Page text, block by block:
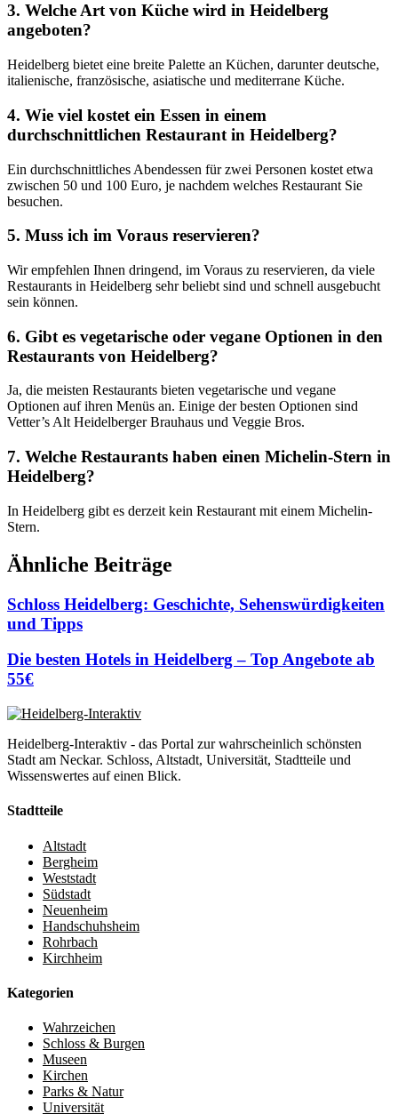
3. Welche Art von Küche wird in Heidelberg
angeboten?
Heidelberg bietet eine breite Palette an Küchen, darunter deutsche,
italienische, französische, asiatische und mediterrane Küche.
4. Wie viel kostet ein Essen in einem
durchschnittlichen Restaurant in Heidelberg?
Ein durchschnittliches Abendessen für zwei Personen kostet etwa
zwischen 50 und 100 Euro, je nachdem welches Restaurant Sie
besuchen.
5. Muss ich im Voraus reservieren?
Wir empfehlen Ihnen dringend, im Voraus zu reservieren, da viele
Restaurants in Heidelberg sehr beliebt sind und schnell ausgebucht
sein können.
6. Gibt es vegetarische oder vegane Optionen in den
Restaurants von Heidelberg?
Ja, die meisten Restaurants bieten vegetarische und vegane
Optionen auf ihren Menüs an. Einige der besten Optionen sind
Vetter’s Alt Heidelberger Brauhaus und Veggie Bros.
7. Welche Restaurants haben einen Michelin-Stern in
Heidelberg?
In Heidelberg gibt es derzeit kein Restaurant mit einem Michelin-
Stern.
Ähnliche Beiträge
Schloss Heidelberg: Geschichte, Sehenswürdigkeiten
und Tipps
Die besten Hotels in Heidelberg – Top Angebote ab
55€
Heidelberg-Interaktiv - das Portal zur wahrscheinlich schönsten
Stadt am Neckar. Schloss, Altstadt, Universität, Stadtteile und
Wissenswertes auf einen Blick.
Stadtteile
Altstadt
Bergheim
Weststadt
Südstadt
Neuenheim
Handschuhsheim
Rohrbach
Kirchheim
Kategorien
Wahrzeichen
Schloss & Burgen
Museen
Kirchen
Parks & Natur
Universität